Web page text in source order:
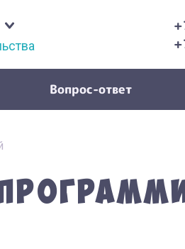
Вопрос-ответ